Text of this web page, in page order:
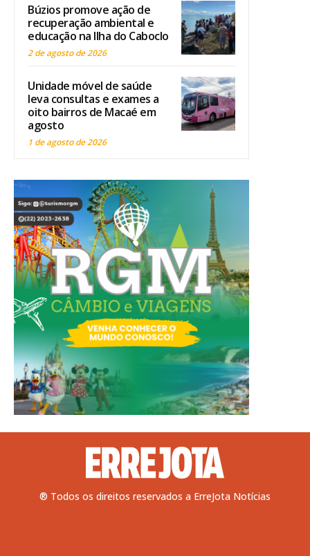
Búzios promove ação de
recuperação ambiental e
educação na Ilha do Caboclo
2 de agosto de 2026
Unidade móvel de saúde
leva consultas e exames a
oito bairros de Macaé em
agosto
1 de agosto de 2026
® Todos os direitos reservados a ErreJota Notícias